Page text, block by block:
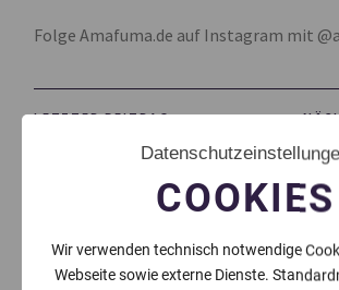
Folge Amafuma.de auf Instagram mit
LETZTER BEITRAG
COOKIES
Wir verwenden technisch notwendige
Webseite sowie externe Dienste.